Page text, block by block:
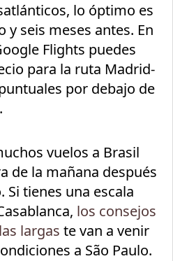
lo óptimo es
seis meses antes. En
Flights puedes
para la ruta Madrid-
por debajo de
vuelos a Brasil
de la mañana después
tienes una escala
los consejos
largas te van a venir
a São Paulo.